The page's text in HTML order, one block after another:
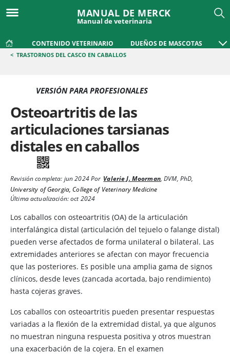
MANUAL DE MERCK
Manual de veterinaria
CONTENIDO VETERINARIO DUEÑOS DE MASCOTAS
< TRASTORNOS DEL CASCO EN CABALLOS
VERSIÓN PARA PROFESIONALES
Osteoartritis de las
articulaciones tarsianas
distales en caballos
Revisión completa: jun 2024Por Valerie J. Moorman,DVM, PhD,
University of Georgia, College of Veterinary Medicine
Última actualización: oct 2024
Los caballos con osteoartritis (OA) de la articulación
interfalángica distal (articulación del tejuelo o falange distal)
pueden verse afectados de forma unilateral o bilateral. Las
extremidades anteriores se afectan con mayor frecuencia
que las posteriores. Es posible una amplia gama de signos
clínicos, desde leves (zancada acortada, bajo rendimiento)
hasta cojeras graves.
Los caballos con osteoartritis pueden presentar respuestas
variadas a la flexión de la extremidad distal, ya que algunos
no muestran ninguna respuesta positiva y otros muestran
una exacerbación de la cojera. En el examen